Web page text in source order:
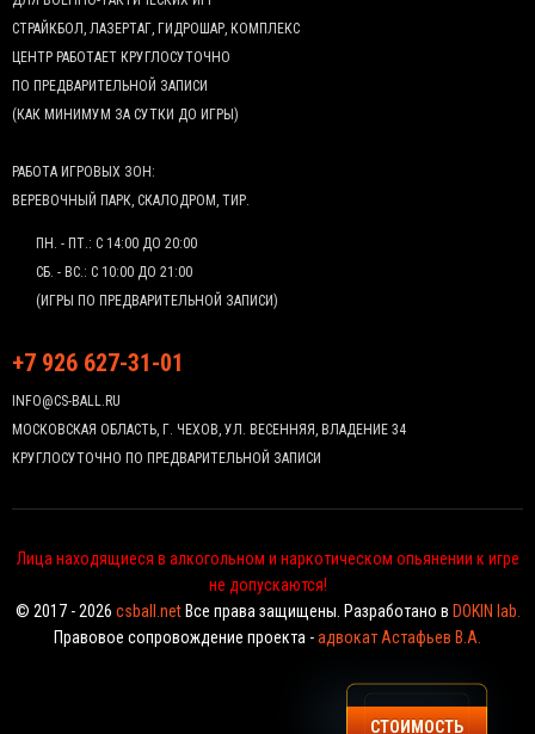
СТРАЙКБОЛ, ЛАЗЕРТАГ, ГИДРОШАР, КОМПЛЕКС
ЦЕНТР РАБОТАЕТ КРУГЛОСУТОЧНО
ПО ПРЕДВАРИТЕЛЬНОЙ ЗАПИСИ
(КАК МИНИМУМ ЗА СУТКИ ДО ИГРЫ)
РАБОТА ИГРОВЫХ ЗОН:
ВЕРЕВОЧНЫЙ ПАРК, СКАЛОДРОМ, ТИР.
ПН. - ПТ.: С 14:00 ДО 20:00
СБ. - ВС.: С 10:00 ДО 21:00
(ИГРЫ ПО ПРЕДВАРИТЕЛЬНОЙ ЗАПИСИ)
+7 926 627-31-01
INFO@CS-BALL.RU
МОСКОВСКАЯ ОБЛАСТЬ, Г. ЧЕХОВ, УЛ. ВЕСЕННЯЯ, ВЛАДЕНИЕ 34
КРУГЛОСУТОЧНО ПО ПРЕДВАРИТЕЛЬНОЙ ЗАПИСИ
Лица находящиеся в алкогольном и наркотическом опьянении к игре
не допускаются!
© 2017 - 2026 csball.netВсе права защищены. Разработано в DOKIN lab.
Правовое сопровождение проекта -адвокат Астафьев В.А.
СТОИМОСТЬ